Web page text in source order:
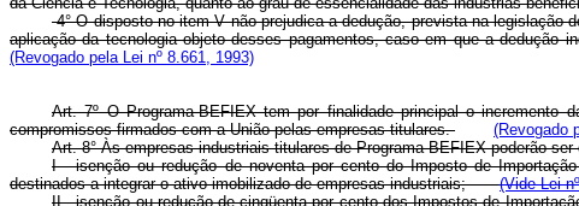
4° O disposto no item V não prejudica a dedução, prevista na legislação
aplicação da tecnologia objeto desses pagamentos, caso em que a dedução
(Revogado pela Lei nº 8.661, 1993)
Art. 7º O Programa-BEFIEX tem por finalidade principal o incremento
compromissos firmados com a União pelas empresas titulares.
(Revogado
Art. 8° Às empresas industriais titulares de Programa-BEFIEX poderão
I - isenção ou redução de noventa por cento do Imposto de
destinados a integrar o ativo imobilizado de empresas industriais;
(Vide Lei
II - isenção ou redução de cinqüenta por cento dos Impostos de